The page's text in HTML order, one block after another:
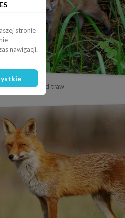
Lisek wśród traw
stronie
nawigacji.